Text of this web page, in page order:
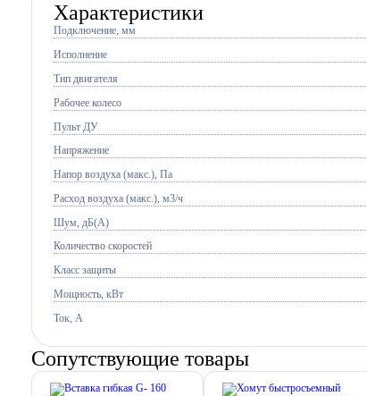
Характеристики
Подключение, мм
Исполнение
Тип двигателя
Рабочее колесо
Пульт ДУ
Напряжение
Напор воздуха (макс.), Па
Расход воздуха (макс.), м3/ч
Шум, дБ(А)
Количество скоростей
Класс защиты
Мощность, кВт
Ток, A
Сопутствующие товары